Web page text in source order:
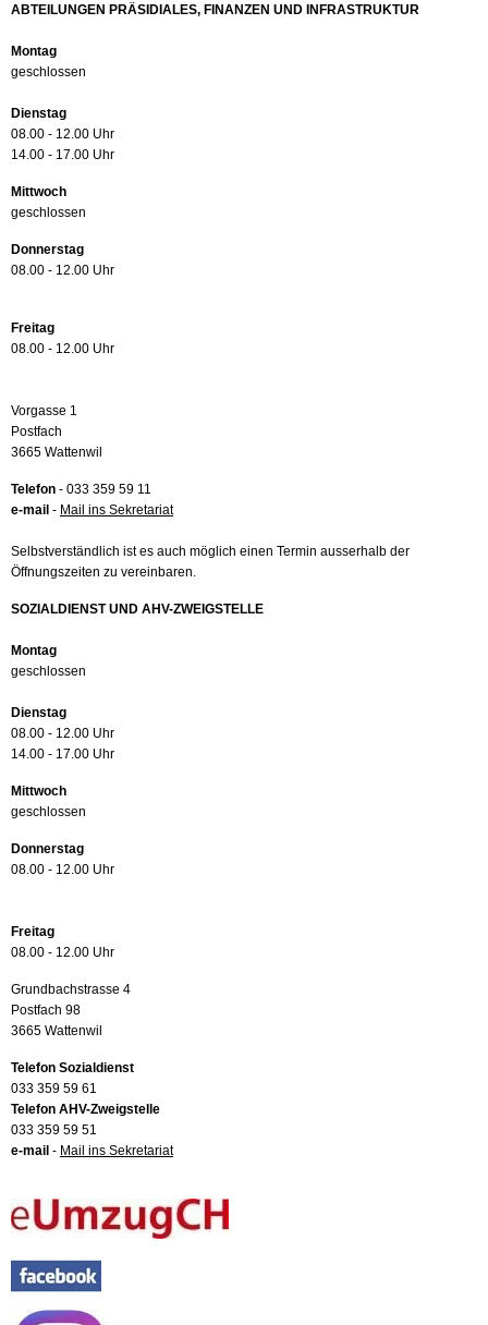
ABTEILUNGEN PRÄSIDIALES, FINANZEN UND INFRASTRUKTUR
Montag
geschlossen
Dienstag
08.00 - 12.00 Uhr
14.00 - 17.00 Uhr
Mittwoch
geschlossen
Donnerstag
08.00 - 12.00 Uhr
Freitag
08.00 - 12.00 Uhr
Vorgasse 1
Postfach
3665 Wattenwil
Telefon - 033 359 59 11
e-mail - Mail ins Sekretariat
Selbstverständlich ist es auch möglich einen Termin ausserhalb der
Öffnungszeiten zu vereinbaren.
SOZIALDIENST UND AHV-ZWEIGSTELLE
Montag
geschlossen
Dienstag
08.00 - 12.00 Uhr
14.00 - 17.00 Uhr
Mittwoch
geschlossen
Donnerstag
08.00 - 12.00 Uhr
Freitag
08.00 - 12.00 Uhr
Grundbachstrasse 4
Postfach 98
3665 Wattenwil
Telefon Sozialdienst
033 359 59 61
Telefon AHV-Zweigstelle
033 359 59 51
e-mail - Mail ins Sekretariat